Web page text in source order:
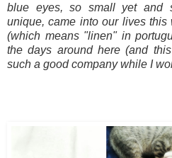
blue eyes, so small yet and
unique, came into our lives
(which means "linen" in
the days around here (and
such a good company while I